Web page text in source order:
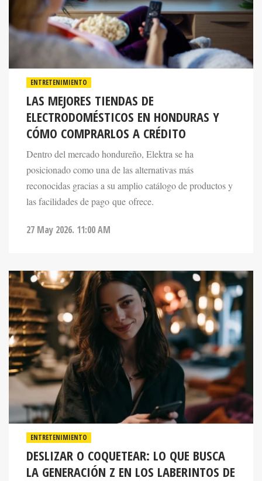
LAS MEJORES TIENDAS DE
ELECTRODOMÉSTICOS EN HONDURAS Y
CÓMO COMPRARLOS A CRÉDITO
Dentro del mercado hondureño, Elektra se ha
posicionado como una de las alternativas más
reconocidas gracias a su amplio catálogo de productos y
las facilidades de pago que ofrece.
ENTRETENIMIENTO
DESLIZAR O COQUETEAR: LO QUE BUSCA
LA GENERACIÓN Z EN LOS LABERINTOS DE
LAS CITAS ONLINE